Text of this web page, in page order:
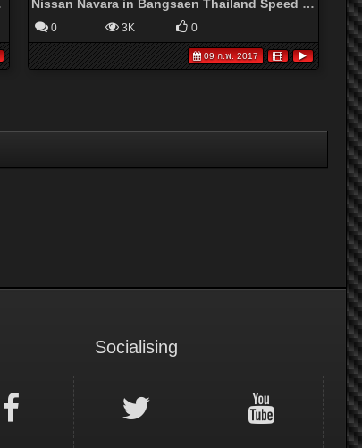
R1 Nissan Navara in Bangsaen Thailand Speed Festival 2012 R7 (Full HD, Speed GPS)
0 3K 0
09 ก.พ. 2017
Socialising